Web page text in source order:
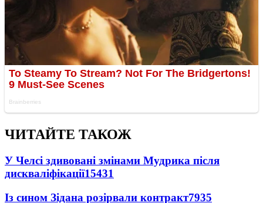
ЧИТАЙТЕ ТАКОЖ
У Челсі здивовані змінами Мудрика після
дискваліфікації15431
Із сином Зідана розірвали контракт7935